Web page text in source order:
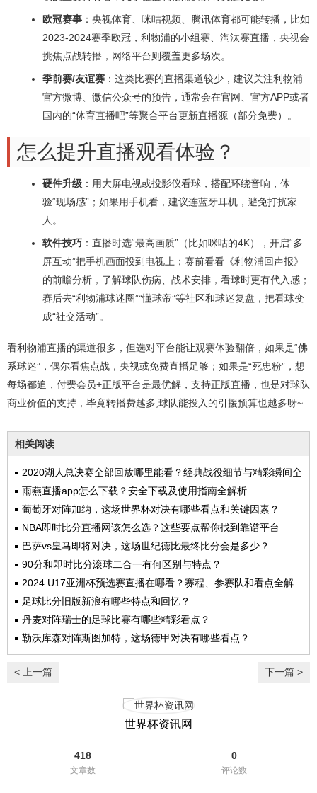
欧冠赛事 ：央视体育、咪咕视频、腾讯体育都可能转播，比如
2023-2024赛季欧冠，利物浦的小组赛、淘汰赛直播，央视会
挑焦点战转播，网络平台则覆盖更多场次。
季前赛/友谊赛 ：这类比赛的直播渠道较少，建议关注利物浦
官方微博、微信公众号的预告，通常会在官网、官方APP或者
国内的“体育直播吧”等聚合平台更新直播源（部分免费）。
怎么提升直播观看体验？
硬件升级 ：用大屏电视或投影仪看球，搭配环绕音响，体
验“现场感”；如果用手机看，建议连蓝牙耳机，避免打扰家
人。
软件技巧 ：直播时选“最高画质”（比如咪咕的4K），开启“多
屏互动”把手机画面投到电视上；赛前看看《利物浦回声报》
的前瞻分析，了解球队伤病、战术安排，看球时更有代入感；
赛后去“利物浦球迷圈”“懂球帝”等社区和球迷复盘，把看球变
成“社交活动”。
看利物浦直播的渠道很多，但选对平台能让观赛体验翻倍，如果是“佛
系球迷”，偶尔看焦点战，央视或免费直播足够；如果是“死忠粉”，想
每场都追，付费会员+正版平台是最优解，支持正版直播，也是对球队
商业价值的支持，毕竟转播费越多,球队能投入的引援预算也越多呀~
相关阅读
2020湖人总决赛全部回放哪里能看？经典战役细节与精彩瞬间全
解析
雨燕直播app怎么下载？安全下载及使用指南全解析
葡萄牙对阵加纳，这场世界杯对决有哪些看点和关键因素？
NBA即时比分直播网该怎么选？这些要点帮你找到靠谱平台
巴萨vs皇马即将对决，这场世纪德比最终比分会是多少？
90分和即时比分滚球二合一有何区别与特点？
2024 U17亚洲杯预选赛直播在哪看？赛程、参赛队和看点全解
析
足球比分旧版新浪有哪些特点和回忆？
丹麦对阵瑞士的足球比赛有哪些精彩看点？
勒沃库森对阵斯图加特，这场德甲对决有哪些看点？
< 上一篇 下一篇 >
世界杯资讯网
418
文章数
0
评论数